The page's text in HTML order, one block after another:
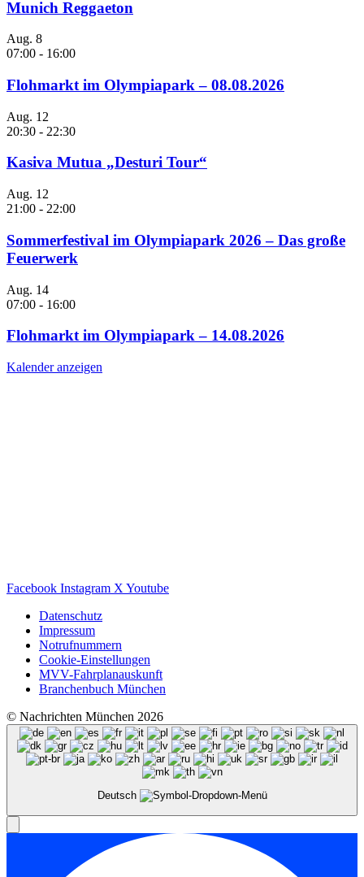
Munich Reggaeton
Aug. 8
07:00 - 16:00
Flohmarkt im Olympiapark – 08.08.2026
Aug. 12
20:30 - 22:30
Kasiva Mutua „Desturi Tour“
Aug. 12
21:00 - 22:00
Sommerfestival im Olympiapark 2026 – Das große
Feuerwerk
Aug. 14
07:00 - 16:00
Flohmarkt im Olympiapark – 14.08.2026
Kalender anzeigen
Facebook Instagram X Youtube
Datenschutz
Impressum
Notrufnummern
Cookie-Einstellungen
MVV-Fahrplanauskunft
Branchenbuch München
© Nachrichten München 2026
Deutsch